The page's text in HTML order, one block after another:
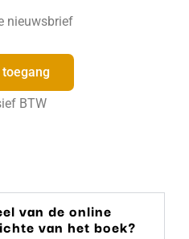
nieuwsbrief
toegang
BTW
van de online
van het boek?